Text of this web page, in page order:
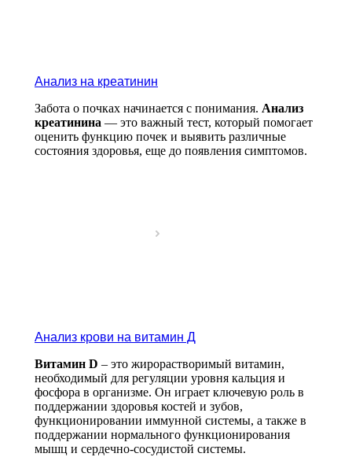
Анализ на креатинин
Забота о почках начинается с понимания. Анализ
креатинина — это важный тест, который помогает
оценить функцию почек и выявить различные
состояния здоровья, еще до появления симптомов.
Анализ крови на витамин Д
Витамин D – это жирорастворимый витамин,
необходимый для регуляции уровня кальция и
фосфора в организме. Он играет ключевую роль в
поддержании здоровья костей и зубов,
функционировании иммунной системы, а также в
поддержании нормального функционирования
мышц и сердечно-сосудистой системы.